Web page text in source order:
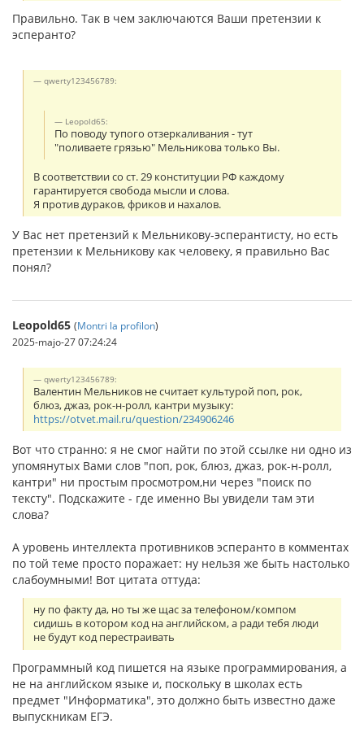
Правильно. Так в чем заключаются Ваши претензии к
эсперанто?
qwerty123456789:
Leopold65:
По поводу тупого отзеркаливания - тут
"поливаете грязью" Мельникова только Вы.
В соответствии со ст. 29 конституции РФ каждому
гарантируется свобода мысли и слова.
Я против дураков, фриков и нахалов.
У Вас нет претензий к Мельникову-эсперантисту, но есть
претензии к Мельникову как человеку, я правильно Вас
понял?
Leopold65 (Montri la profilon)
2025-majo-27 07:24:24
qwerty123456789:
Валентин Мельников не считает культурой поп, рок,
блюз, джаз, рок-н-ролл, кантри музыку:
https://otvet.mail.ru/question/234906246
Вот что странно: я не смог найти по этой ссылке ни одно из
упомянутых Вами слов "поп, рок, блюз, джаз, рок-н-ролл,
кантри" ни простым просмотром,ни через "поиск по
тексту". Подскажите - где именно Вы увидели там эти
слова?
А уровень интеллекта противников эсперанто в комментах
по той теме просто поражает: ну нельзя же быть настолько
слабоумными! Вот цитата оттуда:
ну по факту да, но ты же щас за телефоном/компом
сидишь в котором код на английском, а ради тебя люди
не будут код перестраивать
Программный код пишется на языке программирования, а
не на английском языке и, поскольку в школах есть
предмет "Информатика", это должно быть известно даже
выпускникам ЕГЭ.